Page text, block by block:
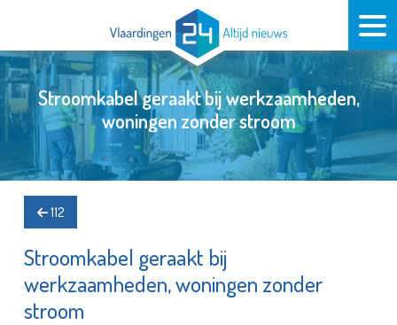
Stroomkabel geraakt bij werkzaamheden,
woningen zonder stroom
112
Stroomkabel geraakt bij
werkzaamheden, woningen zonder
stroom